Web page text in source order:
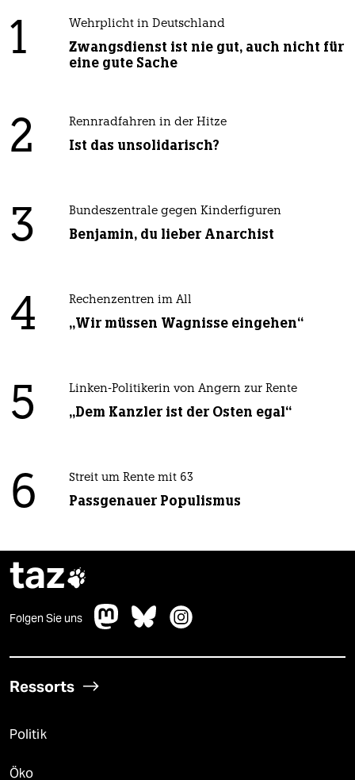
1 Wehrplicht in Deutschland
Zwangsdienst ist nie gut, auch nicht für
eine gute Sache
2 Rennradfahren in der Hitze
Ist das unsolidarisch?
3 Bundeszentrale gegen Kinderfiguren
Benjamin, du lieber Anarchist
4 Rechenzentren im All
„Wir müssen Wagnisse eingehen“
5 Linken-Politikerin von Angern zur Rente
„Dem Kanzler ist der Osten egal“
6 Streit um Rente mit 63
Passgenauer Populismus
taz
Folgen Sie uns
Ressorts
Politik
Öko